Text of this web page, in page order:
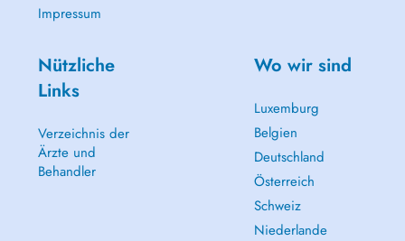
Impressum
Nützliche
Links
Verzeichnis der
Ärzte und
Behandler
Wo wir sind
Luxemburg
Belgien
Deutschland
Österreich
Schweiz
Niederlande